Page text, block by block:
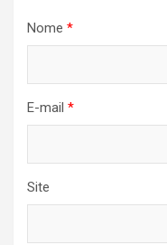
Nome *
E-mail *
Site